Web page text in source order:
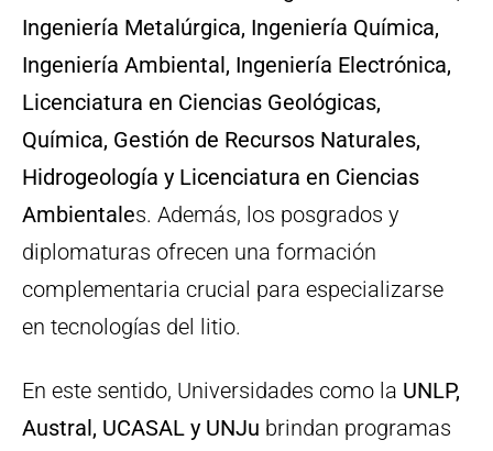
Ingeniería Metalúrgica, Ingeniería Química,
Ingeniería Ambiental, Ingeniería Electrónica,
Licenciatura en Ciencias Geológicas,
Química, Gestión de Recursos Naturales,
Hidrogeología y Licenciatura en Ciencias
Ambientales. Además, los posgrados y
diplomaturas ofrecen una formación
complementaria crucial para especializarse
en tecnologías del litio.
En este sentido, Universidades como la UNLP,
Austral, UCASAL y UNJu brindan programas